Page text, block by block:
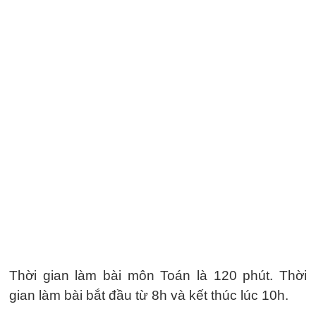
Thời gian làm bài môn Toán là 120 phút. Thời
gian làm bài bắt đầu từ 8h và kết thúc lúc 10h.